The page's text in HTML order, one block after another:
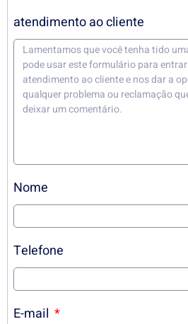
atendimento ao cliente
Nome
Telefone
E-mail